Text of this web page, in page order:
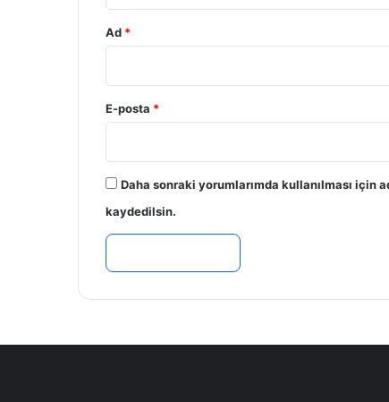
Ad *
E-posta *
Daha sonraki yorumlarımda kullanılması için
kaydedilsin.